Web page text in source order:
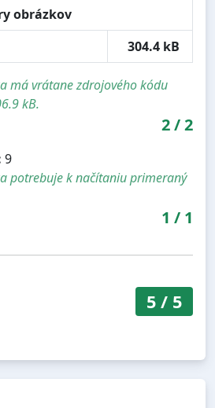
obrázkov
304.4 kB
má vrátane zdrojového kódu
kB.
2/2
9
potrebuje k načítaniu primeraný
1 / 1
5/ 5